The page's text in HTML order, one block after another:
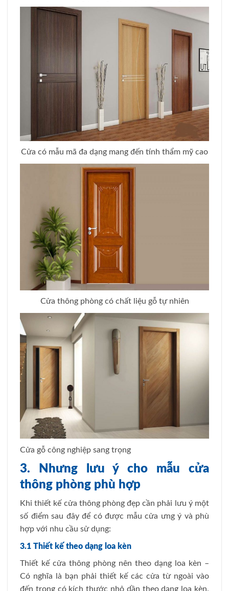
Cửa có mẫu mã đa dạng mang đến tính thẩm mỹ cao
Cửa thông phòng có chất liệu gỗ tự nhiên
Cửa gỗ công nghiệp sang trọng
3. Nhưng lưu ý cho mẫu cửa
thông phòng phù hợp
Khi thiết kế cửa thông phòng đẹp cần phải lưu ý một
số điểm sau đây để có được mẫu cửa ưng ý và phù
hợp với nhu cầu sử dụng:
3.1 Thiết kế theo dạng loa kèn
Thiết kế cửa thông phòng nên theo dạng loa kèn –
Có nghĩa là bạn phải thiết kế các cửa từ ngoài vào
đến trong có kích thước nhỏ dần theo dạng loa kèn.